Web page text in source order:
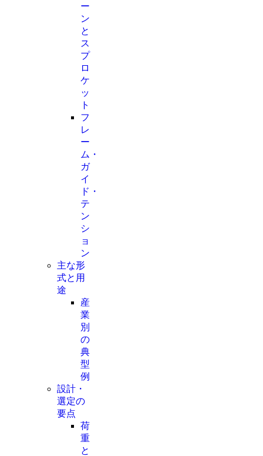
ー
ン
と
ス
プ
ロ
ケ
ッ
ト
フ
レ
ー
ム・
ガ
イ
ド・
テ
ン
シ
ョ
ン
主な形
式と用
途
産
業
別
の
典
型
例
設計・
選定の
要点
荷
重
と